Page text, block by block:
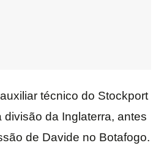
técnico do Stockport
divisão da Inglaterra, antes
de Davide no Botafogo.